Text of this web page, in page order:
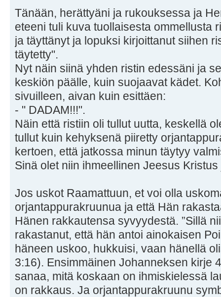
Tänään, herättyäni ja rukouksessa ja
eteeni tuli kuva tuollaisesta ommellusta
ja täyttänyt ja lopuksi kirjoittanut siihen
täytetty".
Nyt näin siinä yhden ristin edessäni ja
keskiön päälle, kuin suojaavat kädet.
sivuilleen, aivan kuin esittäen:
- " DADAM!!!".
Näin että ristiin oli tullut uutta, keskellä
tullut kuin kehyksenä piiretty
kertoen, että jatkossa minun täytyy
Sinä olet niin ihmeellinen Jeesus
Jos uskot Raamattuun, et voi olla
orjantappurakruunua ja että Hän
Hänen rakkautensa syvyydestä. ”Sillä
rakastanut, että hän antoi ainokaisen
häneen uskoo, hukkuisi, vaan hänellä
3:16). Ensimmäinen Johanneksen kirje
sanaa, mitä koskaan on ihmiskielessä
on rakkaus. Ja orjantappurakruunu